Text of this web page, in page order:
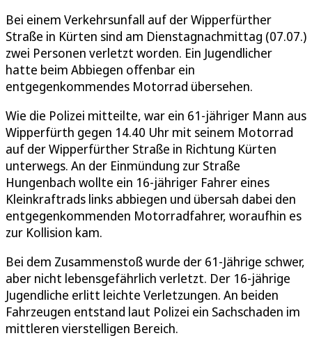
Bei einem Verkehrsunfall auf der Wipperfürther
Straße in Kürten sind am Dienstagnachmittag (07.07.)
zwei Personen verletzt worden. Ein Jugendlicher
hatte beim Abbiegen offenbar ein
entgegenkommendes Motorrad übersehen.
Wie die Polizei mitteilte, war ein 61-jähriger Mann aus
Wipperfürth gegen 14.40 Uhr mit seinem Motorrad
auf der Wipperfürther Straße in Richtung Kürten
unterwegs. An der Einmündung zur Straße
Hungenbach wollte ein 16-jähriger Fahrer eines
Kleinkraftrads links abbiegen und übersah dabei den
entgegenkommenden Motorradfahrer, woraufhin es
zur Kollision kam.
Bei dem Zusammenstoß wurde der 61-Jährige schwer,
aber nicht lebensgefährlich verletzt. Der 16-jährige
Jugendliche erlitt leichte Verletzungen. An beiden
Fahrzeugen entstand laut Polizei ein Sachschaden im
mittleren vierstelligen Bereich.